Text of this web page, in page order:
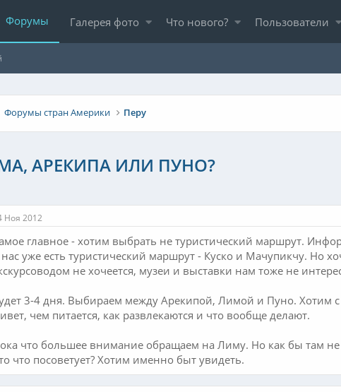
Форумы Галерея фото Что нового? Пользователи
Форумы стран Америки Перу
АРЕКИПА ИЛИ ПУНО?
Ноя 2012
главное - хотим выбрать не туристический маршрут.
уже есть туристический маршрут - Куско и Мачупикчу. Но
не хочеется, музеи и выставки нам тоже не
3-4 дня. Выбираем между Арекипой, Лимой и Пуно. Хотим
чем питается, как развлекаются и что вообще делают.
что большее внимание обращаем на Лиму. Но как бы там не
что посоветует? Хотим именно быт увидеть.